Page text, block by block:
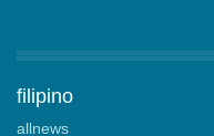
filipino
allnews